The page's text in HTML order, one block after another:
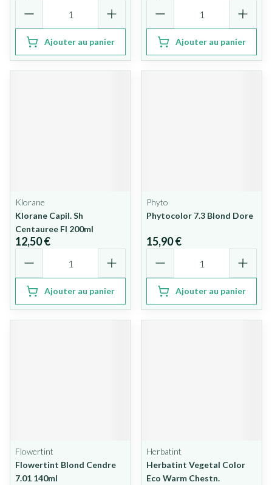
Ajouter au panier Ajouter au panier
Klorane
Klorane Capil. Sh
Centauree Fl 200ml
12,50 €
Ajouter au panier
Phyto
Phytocolor 7.3 Blond Dore
15,90 €
Ajouter au panier
Flowertint
Flowertint Blond Cendre
7.01 140ml
Herbatint
Herbatint Vegetal Color
Eco Warm Chestn.